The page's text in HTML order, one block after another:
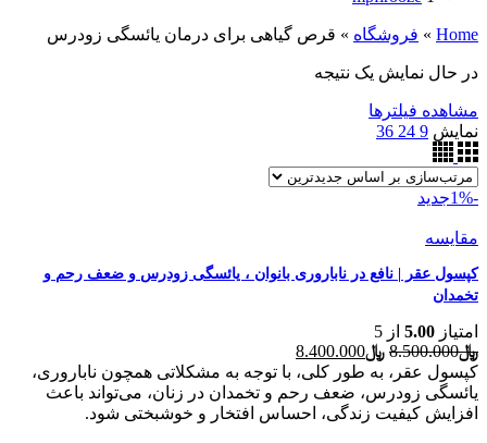
Home
» فروشگاه » قرص گیاهی برای درمان یائسگی زودرس
در حال نمایش یک نتیجه
مشاهده فیلترها
نمایش 9
24
36
-1% جدید
مقایسه
کپسول عقر | نافع در ناباروری بانوان ، یائسگی زودرس و ضعف رحم و
تخمدان
امتیاز 5.00 از 5
﷼8.500.000 قیمت
اصلی
﷼8.500.000
بود.
﷼8.400.000قیمت
فعلی
﷼8.400.000
است.
کپسول عقر، به طور کلی، با توجه به مشکلاتی همچون ناباروری،
یائسگی زودرس، ضعف رحم و تخمدان در زنان، می‌تواند باعث
افزایش کیفیت زندگی، احساس افتخار و خوشبختی شود.